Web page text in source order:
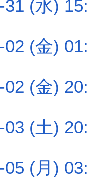
(水)
(金)
(金)
(土)
(月)